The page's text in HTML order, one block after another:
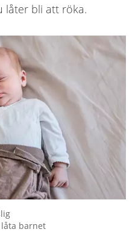
låter bli att röka.
barnet